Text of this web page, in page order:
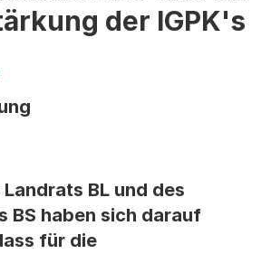
der IGPK's
BL und des
BS haben sich darauf
für die